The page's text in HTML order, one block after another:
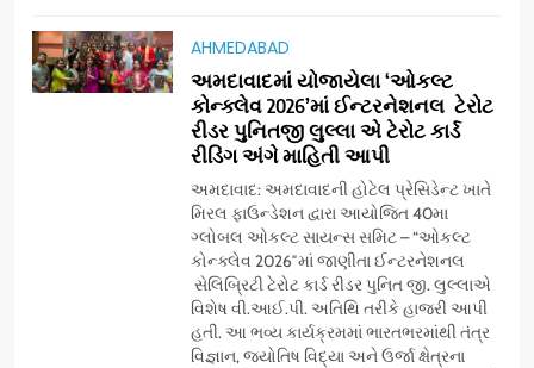
AHMEDABAD
અમદાવાદમાં યોજાયેલા ‘ઓકલ્ટ
કોન્ક્લેવ 2026’માં ઈન્ટરનેશનલ ટેરોટ
રીડર પુનિતજી લુલ્લા એ ટેરોટ કાર્ડ
રીડિંગ અંગે માહિતી આપી
અમદાવાદ: અમદાવાદની હોટેલ પ્રેસિડેન્ટ ખાતે
મિરલ ફાઉન્ડેશન દ્વારા આયોજિત 40મા
ગ્લોબલ ઓકલ્ટ સાયન્સ સમિટ – “ઓકલ્ટ
કોન્ક્લેવ 2026″માં જાણીતા ઈન્ટરનેશનલ
સેલિબ્રિટી ટેરોટ કાર્ડ રીડર પુનિત જી. લુલ્લાએ
વિશેષ વી.આઈ.પી. અતિથિ તરીકે હાજરી આપી
હતી. આ ભવ્ય કાર્યક્રમમાં ભારતભરમાંથી તંત્ર
વિજ્ઞાન, જ્યોતિષ વિદ્યા અને ઉર્જા ક્ષેત્રના
મળશે
ENTERTAINMENT
અમદાવાદમાં ભારે વરસાદ વચ્ચે
ફિલ્મ ‘ગેટ સેટ ગો’ની ‘ટીમ
ચિરંજીવી’ માનવતાના કાર્ય માટે
આગળ આવી: ગુલબાઈ ટેકરાના
પ્રભાવિત પરિવારોને ફૂડ પેકેટ્સ
અને પીવાના પાણીનું વિતરણ કર્યું
AHMEDABAD CSR
ડો. મિતાલી નાગ (આર્ક ઇવેન્ટ્સ)
દ્વારા કિશોર કુમારની જન્મજયંતિ
નિમિત્તે સંગીતમય શ્રદ્ધાંજલિ
AHMEDABAD